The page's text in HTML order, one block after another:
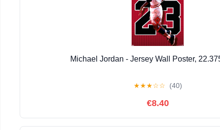
Michael Jordan - Jersey Wall Poster,
★★★☆☆ (40)
€8.40